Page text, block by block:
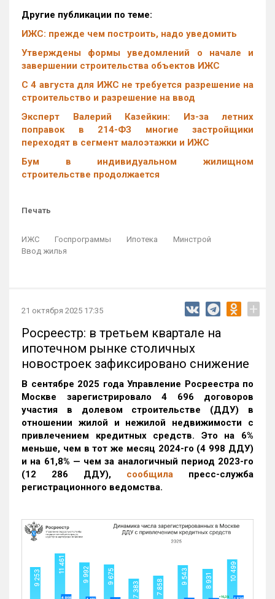
Другие публикации по теме:
ИЖС: прежде чем построить, надо уведомить
Утверждены формы уведомлений о начале и
завершении строительства объектов ИЖС
С 4 августа для ИЖС не требуется разрешение на
строительство и разрешение на ввод
Эксперт Валерий Казейкин: Из-за летних
поправок в 214-ФЗ многие застройщики
переходят в сегмент малоэтажки и ИЖС
Бум в индивидуальном жилищном
строительстве продолжается
Печать
ИЖС Госпрограммы Ипотека
Минстрой
Ввод жилья
21 октября 2025 17:35 +
Росреестр: в третьем квартале на
ипотечном рынке столичных
новостроек зафиксировано снижение
В сентябре 2025 года Управление Росреестра по
Москве зарегистрировало 4 696 договоров
участия в долевом строительстве (ДДУ) в
отношении жилой и нежилой недвижимости с
привлечением кредитных средств. Это на 6%
меньше, чем в тот же месяц 2024-го (4 998 ДДУ)
и на 61,8% — чем за аналогичный период 2023-го
(12 286 ДДУ), сообщила пресс-служба
регистрационного ведомства.